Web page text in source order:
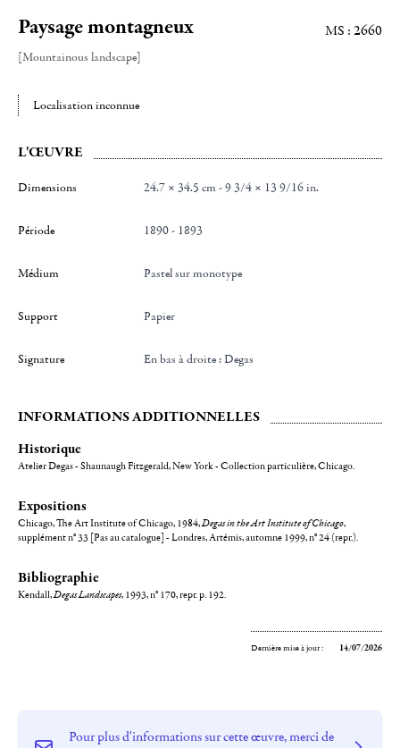
Paysage montagneux
[Mountainous landscape]
MS : 2660
Localisation inconnue
L'ŒUVRE
Dimensions 24.7 × 34.5 cm - 9 3/4 × 13 9/16 in.
Période 1890 - 1893
Médium Pastel sur monotype
Support Papier
Signature en bas à droite : Degas
INFORMATIONS ADDITIONNELLES
Historique
Atelier Degas - Shaunaugh Fitzgerald, New York - Collection particulière, Chicago.
Expositions
Chicago, The Art Institute of Chicago, 1984,Degas in the Art Institute of Chicago,
supplément n° 33 [Pas au catalogue] - Londres, Artémis, automne 1999, n° 24 (repr.).
Bibliographie
Kendall,Degas Landscapes, 1993, n° 170, repr. p. 192.
Dernière mise à jour : 14/07/2026
Pour plus d'informations sur cette œuvre, merci de